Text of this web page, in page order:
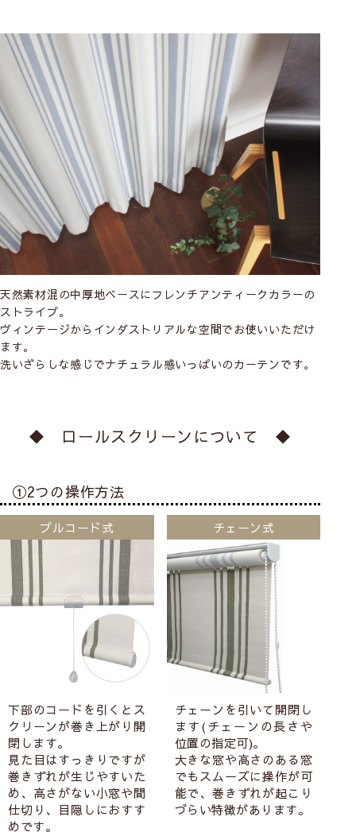
天然素材混の中厚地ベースにフレンチアンティークカラーの
ストライプ。
ヴィンテージからインダストリアルな空間でお使いいただけ
ます。
洗いざらしな感じでナチュラル感いっぱいのカーテンです。
◆ ロールスクリーンについて ◆
①2つの操作方法
プルコード式
下部のコードを引くとス
クリーンが巻き上がり開
閉します。
見た目はすっきりですが
巻きずれが生じやすいた
め、高さがない小窓や間
仕切り、目隠しにおすす
めです。
チェーン式
チェーンを引いて開閉し
ます(チェーンの長さや
位置の指定可)。
大きな窓や高さのある窓
でもスムーズに操作が可
能で、巻きずれが起こり
づらい特徴があります。